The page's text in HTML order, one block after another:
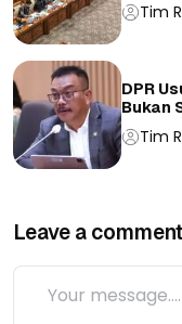
Tim
DPR
Bukan
Tim
Leave a comment